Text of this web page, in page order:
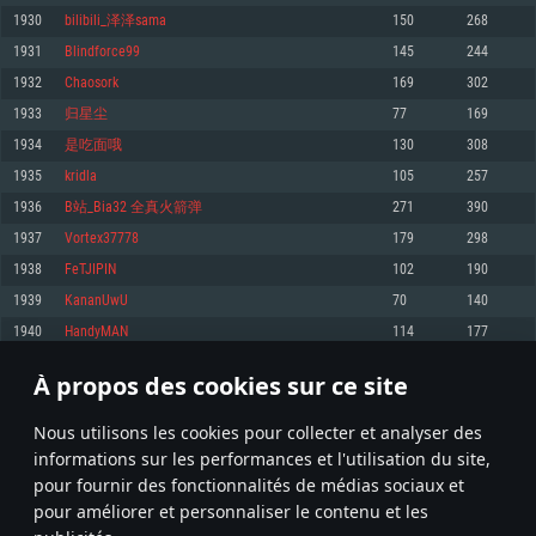
À propos des cookies sur ce site
Nous utilisons les cookies pour collecter et analyser des
informations sur les performances et l'utilisation du site,
pour fournir des fonctionnalités de médias sociaux et
pour améliorer et personnaliser le contenu et les
Mémoire: 4 GB
Carte graphique supportant DirectX 11: AMD Radeon 77XX / NVIDIA
GeForce GTX 660. La résolution minimale supportée par le jeu est de 720p
Connection: Connexion Internet à haut débit
Disque dur: 23.1 Go (client minimal)
Recommandée
1060 et plus, Radeon RX 570 et plus.
Disque dur: 75.9 Go (client complet)
pas supportés)
Mémoire: 6 GB
Carte graphique: Intel Iris Pro 5200 (Mac), ou analogue AMD/Nvidia. La
résolution minimale supportée par le jeu est de 720p.
Connection: Connexion Internet à haut débit
Disque dur: 62,2 Go (client minimal)
Recommandée
OS: Mac OS Big Sur 11.0 ou plus récent
Processeur: Core i7 (Les processeurs Intel Xeon ne sont pas supportés)
Mémoire: 8 GB
Carte graphique: Radeon Vega II ou plus avec support de Metal
Disque dur: 62,2 Go (client complet)
Mémoire: 4 GB
Carte graphique: NVIDIA 660 avec les derniers drivers (moins de 6 mois) /
de même pour AMD (La résolution minimale supportée par le jeu est de
720p)
Connection: Connexion Internet à haut débit
Disque dur: 62,2 Go (client minimal)
Recommandée
OS: Ubuntu 20.04 64bit
Processeur: Intel Core i7
Mémoire: 8 GB
Carte graphique: NVIDIA 1060 avec les derniers drivers (moins de 6 mois) /
6 mois et supportant Vulkan
Connection: Connexion Internet à haut débit
Disque dur: 60,2 Go (client complet)
1930 bilibili_泽泽sama 150 268
1931 Blindforce99 145 244
1932 Chaosork 169 302
1933 归星尘 77 169
1934 是吃面哦 130 308
1935 kridla 105 257
1936 B站_Bia32 全真火箭弹 271 390
1937 Vortex37778 179 298
1938 FeTJIPIN 102 190
1939 KananUwU 70 140
1940 HandyMAN 114 177
* Classement mis à jour quotidiennement
96 97 98 197